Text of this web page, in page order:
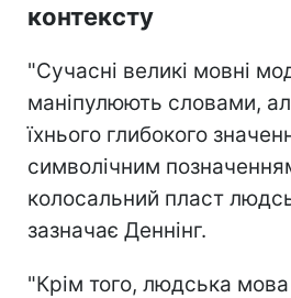
контексту
"Сучасні великі мовні
маніпулюють словами,
їхнього глибокого
символічним
колосальний пласт
зазначає Деннінг.
"Крім того, людська